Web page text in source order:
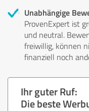
Unabhängige
ProvenExpert ist
und neutral.
freiwillig, können
finanziell noch
Ihr guter Ruf:
Die beste